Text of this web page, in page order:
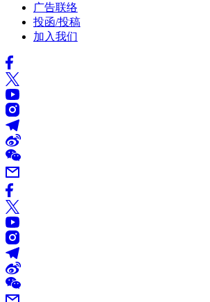
广告联络
投函/投稿
加入我们